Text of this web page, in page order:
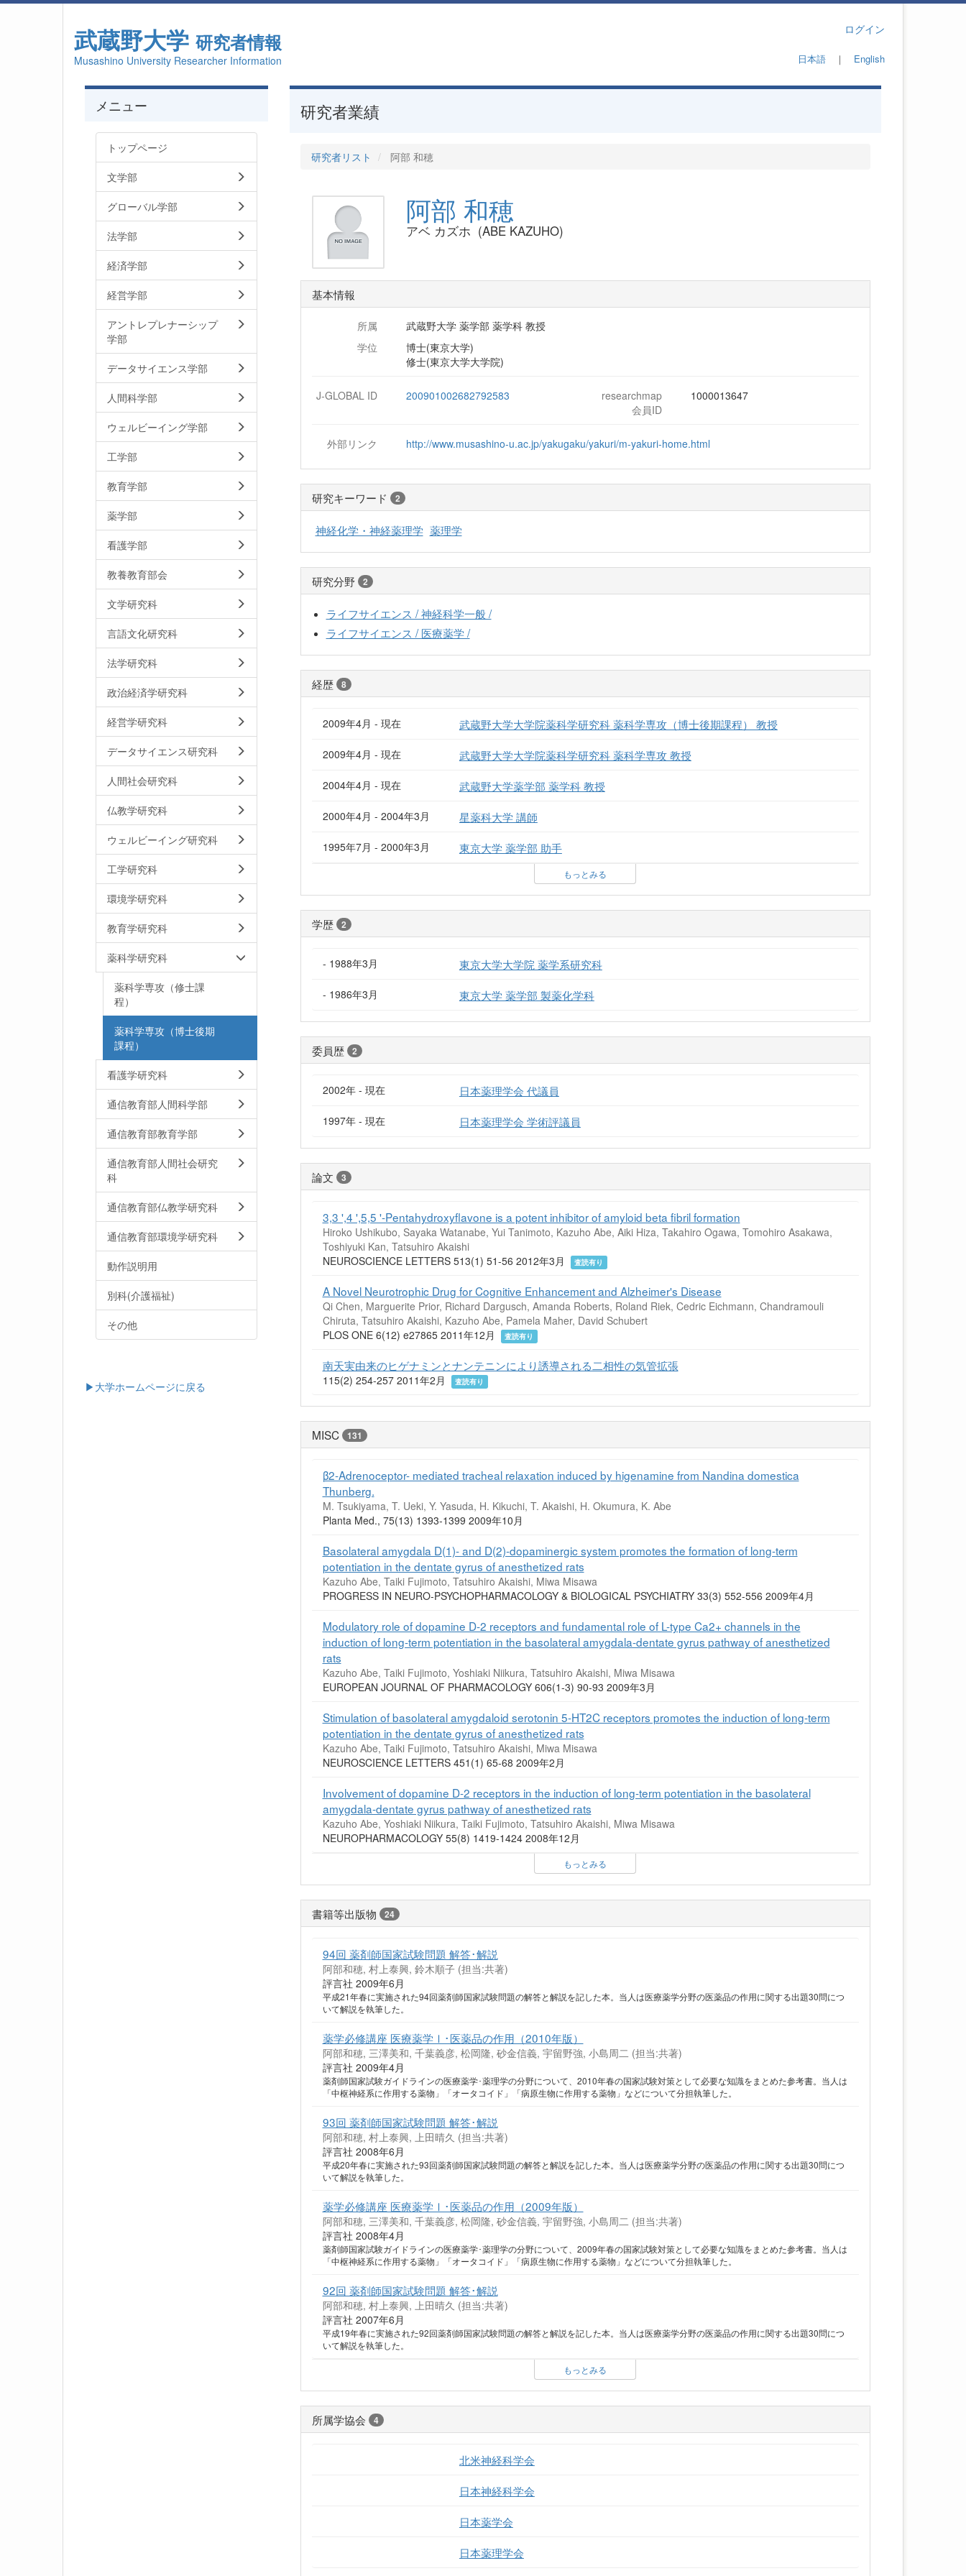
武蔵野大学 研究者情報
Musashino University Researcher Information
ログイン
日本語 ｜ English
研究者業績
研究者リスト 阿部 和穂
阿部 和穂
アベ カズホ (ABE KAZUHO)
基本情報
所属
武蔵野大学 薬学部 薬学科 教授
学位
博士(東京大学)
修士(東京大学大学院)
J-GLOBAL ID 200901002682792583
researchmap
会員ID
1000013647
外部リンク http://www.musashino-u.ac.jp/yakugaku/yakuri/m-yakuri-home.html
研究キーワード 2
神経化学・神経薬理学 薬理学
研究分野 2
ライフサイエンス / 神経科学一般 /
ライフサイエンス / 医療薬学 /
経歴 8
2009年4月 - 現在 武蔵野大学大学院薬科学研究科 薬科学専攻（博士後期課程） 教授
2009年4月 - 現在 武蔵野大学大学院薬科学研究科 薬科学専攻 教授
2004年4月 - 現在 武蔵野大学薬学部 薬学科 教授
2000年4月 - 2004年3月 星薬科大学 講師
1995年7月 - 2000年3月 東京大学 薬学部 助手
もっとみる
学歴 2
- 1988年3月 東京大学大学院 薬学系研究科
- 1986年3月 東京大学 薬学部 製薬化学科
委員歴 2
2002年 - 現在 日本薬理学会 代議員
1997年 - 現在 日本薬理学会 学術評議員
論文 3
3,3 ',4 ',5,5 '-Pentahydroxyflavone is a potent inhibitor of amyloid beta fibril formation
Hiroko Ushikubo, Sayaka Watanabe, Yui Tanimoto, Kazuho Abe, Aiki Hiza, Takahiro Ogawa, Tomohiro Asakawa,
Toshiyuki Kan, Tatsuhiro Akaishi
NEUROSCIENCE LETTERS 513(1) 51-56 2012年3月
査読有り
A Novel Neurotrophic Drug for Cognitive Enhancement and Alzheimer's Disease
Qi Chen, Marguerite Prior, Richard Dargusch, Amanda Roberts, Roland Riek, Cedric Eichmann, Chandramouli
Chiruta, Tatsuhiro Akaishi, Kazuho Abe, Pamela Maher, David Schubert
PLOS ONE 6(12) e27865 2011年12月
査読有り
南天実由来のヒゲナミンとナンテニンにより誘導される二相性の気管拡張
115(2) 254-257 2011年2月 査読有り
MISC 131
β2-Adrenoceptor- mediated tracheal relaxation induced by higenamine from Nandina domestica
Thunberg.
M. Tsukiyama, T. Ueki, Y. Yasuda, H. Kikuchi, T. Akaishi, H. Okumura, K. Abe
Planta Med., 75(13) 1393-1399 2009年10月
Basolateral amygdala D(1)- and D(2)-dopaminergic system promotes the formation of long-term
potentiation in the dentate gyrus of anesthetized rats
Kazuho Abe, Taiki Fujimoto, Tatsuhiro Akaishi, Miwa Misawa
PROGRESS IN NEURO-PSYCHOPHARMACOLOGY & BIOLOGICAL PSYCHIATRY 33(3) 552-556 2009年4月
Modulatory role of dopamine D-2 receptors and fundamental role of L-type Ca2+ channels in the
induction of long-term potentiation in the basolateral amygdala-dentate gyrus pathway of anesthetized
rats
Kazuho Abe, Taiki Fujimoto, Yoshiaki Niikura, Tatsuhiro Akaishi, Miwa Misawa
EUROPEAN JOURNAL OF PHARMACOLOGY 606(1-3) 90-93 2009年3月
Stimulation of basolateral amygdaloid serotonin 5-HT2C receptors promotes the induction of long-term
potentiation in the dentate gyrus of anesthetized rats
Kazuho Abe, Taiki Fujimoto, Tatsuhiro Akaishi, Miwa Misawa
NEUROSCIENCE LETTERS 451(1) 65-68 2009年2月
Involvement of dopamine D-2 receptors in the induction of long-term potentiation in the basolateral
amygdala-dentate gyrus pathway of anesthetized rats
Kazuho Abe, Yoshiaki Niikura, Taiki Fujimoto, Tatsuhiro Akaishi, Miwa Misawa
NEUROPHARMACOLOGY 55(8) 1419-1424 2008年12月
もっとみる
書籍等出版物 24
94回 薬剤師国家試験問題 解答･解説
阿部和穂, 村上泰興, 鈴木順子 (担当:共著)
評言社 2009年6月
平成21年春に実施された94回薬剤師国家試験問題の解答と解説を記した本。当人は医療薬学分野の医薬品の作用に関する出題30問につ
いて解説を執筆した。
薬学必修講座 医療薬学Ⅰ･医薬品の作用（2010年版）
阿部和穂, 三澤美和, 千葉義彦, 松岡隆, 砂金信義, 宇留野強, 小島周二 (担当:共著)
評言社 2009年4月
薬剤師国家試験ガイドラインの医療薬学･薬理学の分野について、2010年春の国家試験対策として必要な知識をまとめた参考書。当人は
「中枢神経系に作用する薬物」「オータコイド」「病原生物に作用する薬物」などについて分担執筆した。
93回 薬剤師国家試験問題 解答･解説
阿部和穂, 村上泰興, 上田晴久 (担当:共著)
評言社 2008年6月
平成20年春に実施された93回薬剤師国家試験問題の解答と解説を記した本。当人は医療薬学分野の医薬品の作用に関する出題30問につ
いて解説を執筆した。
薬学必修講座 医療薬学Ⅰ･医薬品の作用（2009年版）
阿部和穂, 三澤美和, 千葉義彦, 松岡隆, 砂金信義, 宇留野強, 小島周二 (担当:共著)
評言社 2008年4月
薬剤師国家試験ガイドラインの医療薬学･薬理学の分野について、2009年春の国家試験対策として必要な知識をまとめた参考書。当人は
「中枢神経系に作用する薬物」「オータコイド」「病原生物に作用する薬物」などについて分担執筆した。
92回 薬剤師国家試験問題 解答･解説
阿部和穂, 村上泰興, 上田晴久 (担当:共著)
評言社 2007年6月
平成19年春に実施された92回薬剤師国家試験問題の解答と解説を記した本。当人は医療薬学分野の医薬品の作用に関する出題30問につ
いて解説を執筆した。
もっとみる
所属学協会 4
北米神経科学会
日本神経科学会
日本薬学会
日本薬理学会
メニュー
トップページ
文学部
グローバル学部
法学部
経済学部
経営学部
アントレプレナーシップ
学部
データサイエンス学部
人間科学部
ウェルビーイング学部
工学部
教育学部
薬学部
看護学部
教養教育部会
文学研究科
言語文化研究科
法学研究科
政治経済学研究科
経営学研究科
データサイエンス研究科
人間社会研究科
仏教学研究科
ウェルビーイング研究科
工学研究科
環境学研究科
教育学研究科
薬科学研究科
薬科学専攻（修士課
程）
薬科学専攻（博士後期
課程）
看護学研究科
通信教育部人間科学部
通信教育部教育学部
通信教育部人間社会研究
科
通信教育部仏教学研究科
通信教育部環境学研究科
動作説明用
別科(介護福祉)
その他
▶大学ホームページに戻る